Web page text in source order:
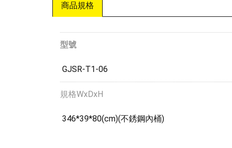
商品規格
型號
GJSR-T1-06
規格WxDxH
346*39*80(cm)(不銹鋼內桶)